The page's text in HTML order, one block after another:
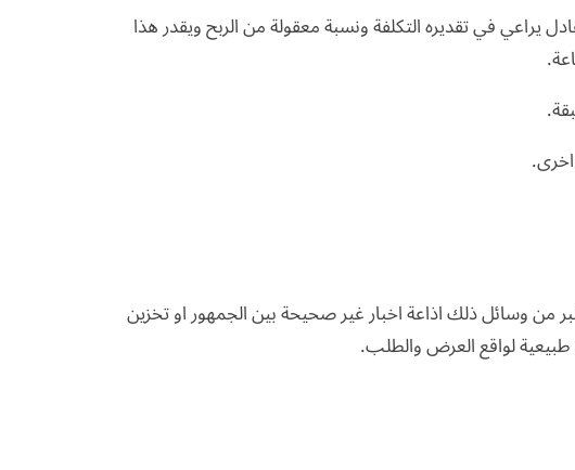
يراعي في تقديره التكلفة ونسبة معقولة من الربح ويقدر هذا
من وسائل ذلك اذاعة اخبار غير صحيحة بين الجمهور او تخزين
لواقع العرض والطلب.